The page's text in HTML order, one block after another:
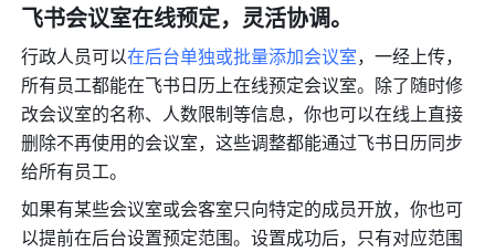
飞书会议室在线预定，灵活协调。
行政人员可以在后台单独或批量添加会议室，一经上传，
所有员工都能在飞书日历上在线预定会议室。除了随时修
改会议室的名称、人数限制等信息，你也可以在线上直接
删除不再使用的会议室，这些调整都能通过飞书日历同步
给所有员工。
如果有某些会议室或会客室只向特定的成员开放，你也可
以提前在后台设置预定范围。设置成功后，只有对应范围